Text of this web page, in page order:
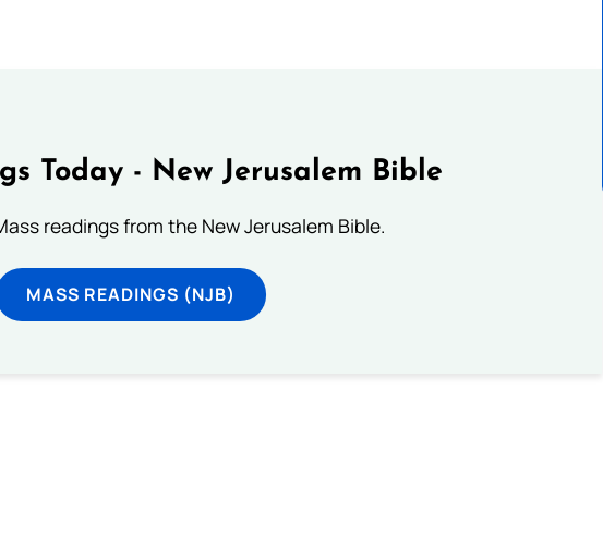
Today - New Jerusalem Bible
readings from the New Jerusalem Bible.
MASS READINGS (NJB)